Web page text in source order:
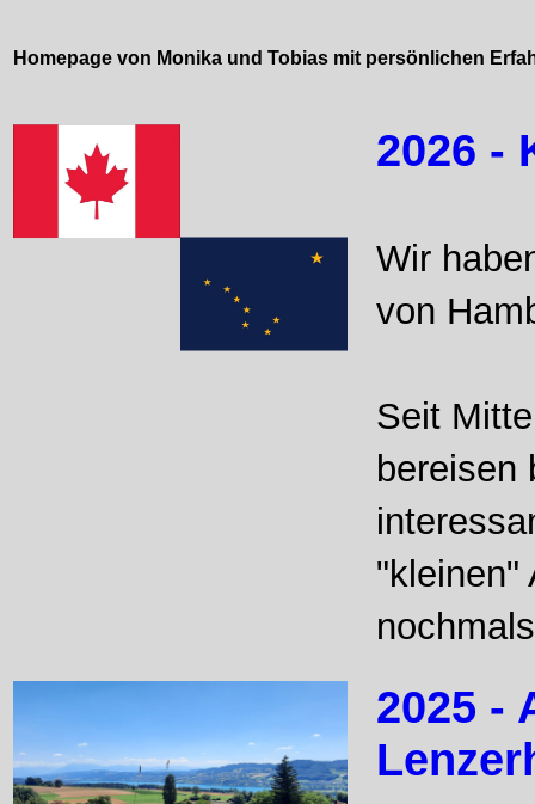
Homepage von Monika und Tobias mit persönlichen
2026 -
Wir
von
Seit
bereisen
"kleinen"
2025 -